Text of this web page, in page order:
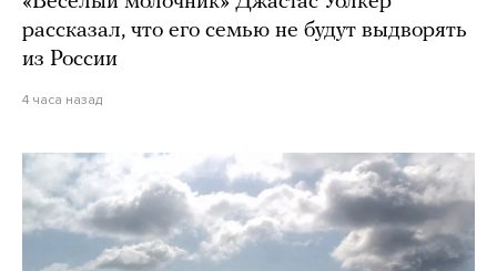
рассказал, что его семью не будут выдворять
из России
4 часа назад